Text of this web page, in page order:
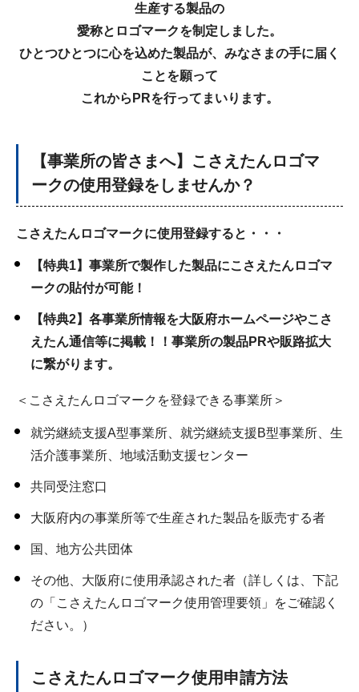
生産する製品の
愛称とロゴマークを制定しました。
ひとつひとつに心を込めた製品が、みなさまの手に届く
ことを願って
これからPRを行ってまいります。
【事業所の皆さまへ】こさえたんロゴマ
ークの使用登録をしませんか？
こさえたんロゴマークに使用登録すると・・・
【特典1】事業所で製作した製品にこさえたんロゴマ
ークの貼付が可能！
【特典2】各事業所情報を大阪府ホームページやこさ
えたん通信等に掲載！！事業所の製品PRや販路拡大
に繋がります。
＜こさえたんロゴマークを登録できる事業所＞
就労継続支援A型事業所、就労継続支援B型事業所、生
活介護事業所、地域活動支援センター
共同受注窓口
大阪府内の事業所等で生産された製品を販売する者
国、地方公共団体
その他、大阪府に使用承認された者（詳しくは、下記
の「こさえたんロゴマーク使用管理要領」をご確認く
ださい。）
こさえたんロゴマーク使用申請方法